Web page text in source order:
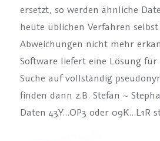
ersetzt, so werden ähnliche
heute üblichen Verfahren
Abweichungen nicht mehr
Software liefert eine Lösung für
Suche auf vollständig
finden dann z.B. Stefan ~
Daten 43Y…OP3 oder 09K…L1R